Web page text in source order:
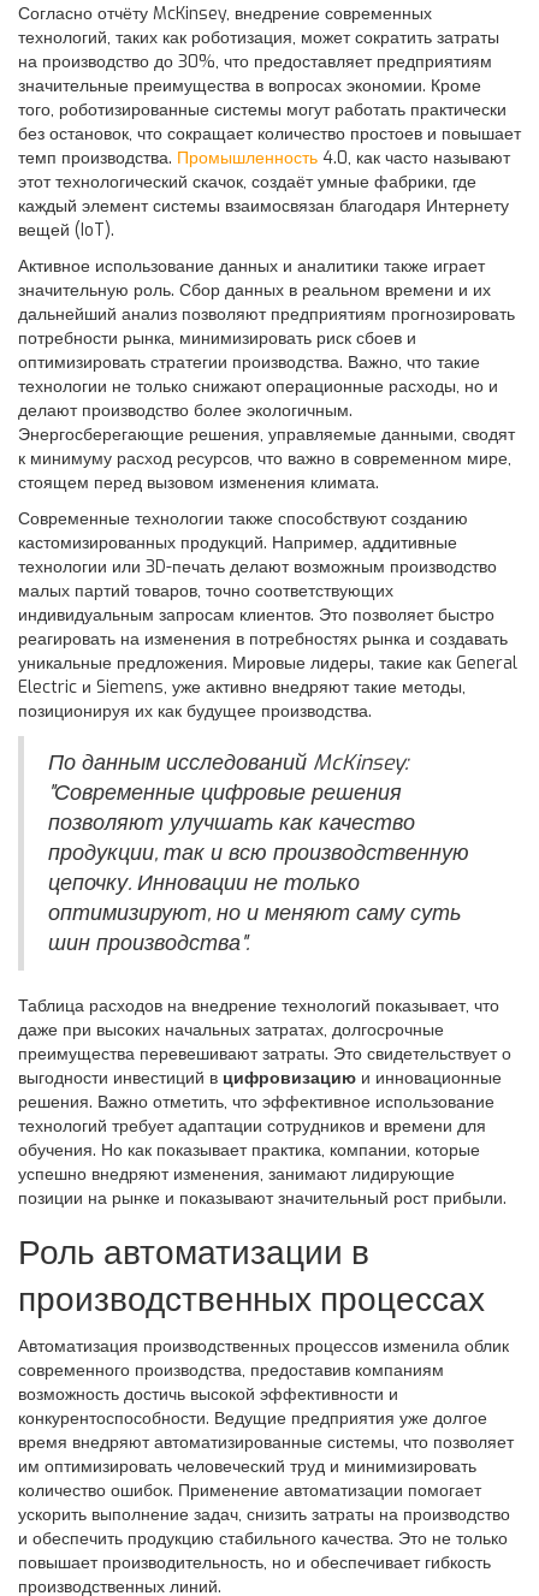
Согласно отчёту McKinsey, внедрение современных
технологий, таких как роботизация, может сократить затраты
на производство до 30%, что предоставляет предприятиям
значительные преимущества в вопросах экономии. Кроме
того, роботизированные системы могут работать практически
без остановок, что сокращает количество простоев и повышает
темп производства. Промышленность 4.0, как часто называют
этот технологический скачок, создаёт умные фабрики, где
каждый элемент системы взаимосвязан благодаря Интернету
вещей (IoT).
Активное использование данных и аналитики также играет
значительную роль. Сбор данных в реальном времени и их
дальнейший анализ позволяют предприятиям прогнозировать
потребности рынка, минимизировать риск сбоев и
оптимизировать стратегии производства. Важно, что такие
технологии не только снижают операционные расходы, но и
делают производство более экологичным.
Энергосберегающие решения, управляемые данными, сводят
к минимуму расход ресурсов, что важно в современном мире,
стоящем перед вызовом изменения климата.
Современные технологии также способствуют созданию
кастомизированных продукций. Например, аддитивные
технологии или 3D-печать делают возможным производство
малых партий товаров, точно соответствующих
индивидуальным запросам клиентов. Это позволяет быстро
реагировать на изменения в потребностях рынка и создавать
уникальные предложения. Мировые лидеры, такие как General
Electric и Siemens, уже активно внедряют такие методы,
позиционируя их как будущее производства.
По данным исследований McKinsey:
"Современные цифровые решения
позволяют улучшать как качество
продукции, так и всю производственную
цепочку. Инновации не только
оптимизируют, но и меняют саму суть
шин производства".
Таблица расходов на внедрение технологий показывает, что
даже при высоких начальных затратах, долгосрочные
преимущества перевешивают затраты. Это свидетельствует о
выгодности инвестиций в цифровизацию и инновационные
решения. Важно отметить, что эффективное использование
технологий требует адаптации сотрудников и времени для
обучения. Но как показывает практика, компании, которые
успешно внедряют изменения, занимают лидирующие
позиции на рынке и показывают значительный рост прибыли.
Роль автоматизации в
производственных процессах
Автоматизация производственных процессов изменила облик
современного производства, предоставив компаниям
возможность достичь высокой эффективности и
конкурентоспособности. Ведущие предприятия уже долгое
время внедряют автоматизированные системы, что позволяет
им оптимизировать человеческий труд и минимизировать
количество ошибок. Применение автоматизации помогает
ускорить выполнение задач, снизить затраты на производство
и обеспечить продукцию стабильного качества. Это не только
повышает производительность, но и обеспечивает гибкость
производственных линий.